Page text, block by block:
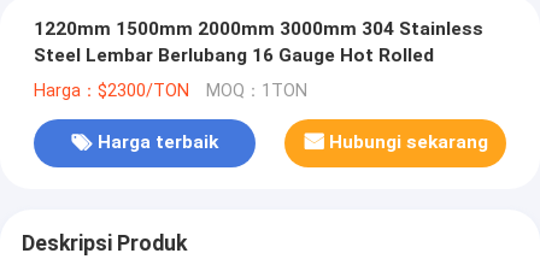
1220mm 1500mm 2000mm 3000mm 304 Stainless
Steel Lembar Berlubang 16 Gauge Hot Rolled
Harga：$2300/TON MOQ：1TON
Harga terbaik Hubungi sekarang
Deskripsi Produk